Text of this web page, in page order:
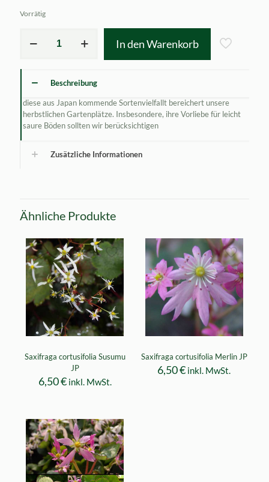
Vorrätig
cortusifolia
dake
In den Warenkorb
Beschreibung
diese aus Japan kommende Sortenvielfallt bereichert unsere
herbstlichen Gartenplätze. Insbesondere, ihre Vorliebe für leicht
saure Böden sollten wir berücksichtigen
Zusätzliche Informationen
Ähnliche Produkte
Saxifraga cortusifolia Susumu
JP
6,50€ inkl. MwSt.
Saxifraga cortusifolia Merlin JP
6,50€ inkl. MwSt.